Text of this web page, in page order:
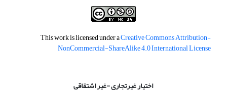
This work is licensed under aCreative Commons Attribution-
NonCommercial-ShareAlike 4.0 International License
اختیار غیرتجاری -غیر اشتقاقی